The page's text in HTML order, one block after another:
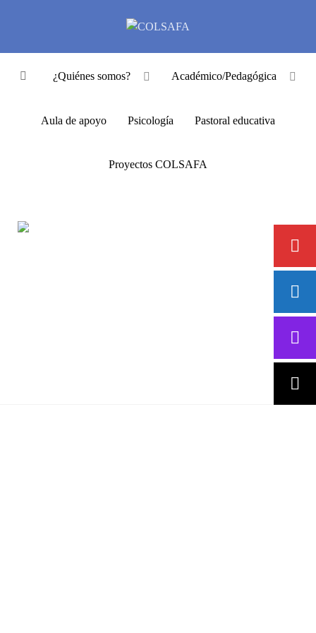
¿Quiénes somos? Académico/Pedagógica
Aula de apoyo Psicología Pastoral educativa
Proyectos COLSAFA